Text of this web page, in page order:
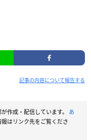
記事の内容について報告する
作成・配信しています。 あ
報はリンク先をご覧くださ